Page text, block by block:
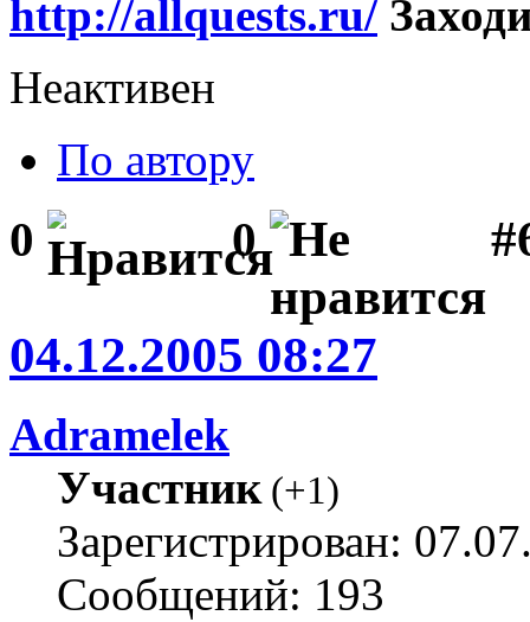
http://allquests.ru/
Неактивен
По автору
0 0
04.12.2005 08:27
Adramelek
Участник(+1)
Зарегистрирован:
Сообщений: 193